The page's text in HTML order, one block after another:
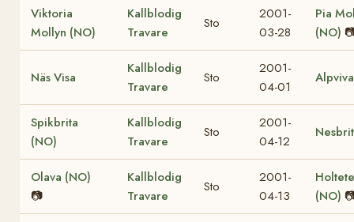
Viktoria
Mollyn (NO)
Kallblodig
Travare
Sto
2001-
03-28
Pia
(NO)
Näs Visa
Kallblodig
Travare
Sto
2001-
04-01
Alpviva
Spikbrita
(NO)
Kallblodig
Travare
Sto
2001-
04-12
Olava (NO)
📷
Kallblodig
Travare
Sto
2001-
04-13
(NO)